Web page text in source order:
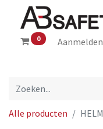
0 Aanmelden
Alle producten